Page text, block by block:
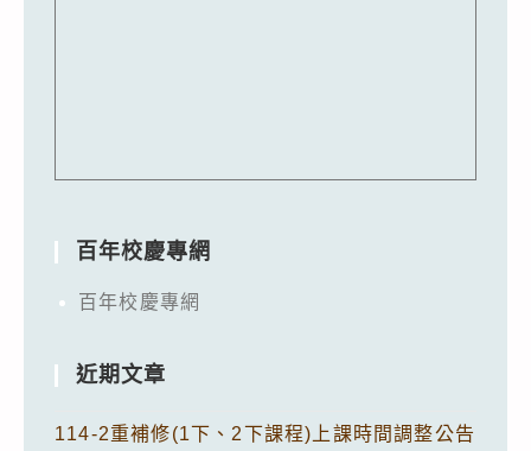
百年校慶專網
百年校慶專網
近期文章
114-2重補修(1下、2下課程)上課時間調整公告